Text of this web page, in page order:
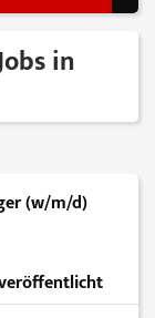
in
(w/m/d)